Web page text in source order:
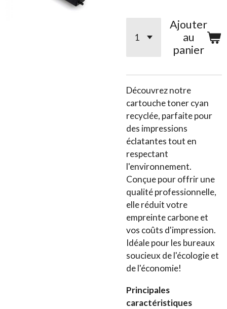
Ajouter
au
panier
Découvrez notre
cartouche toner cyan
recyclée, parfaite pour
des impressions
éclatantes tout en
respectant
l'environnement.
Conçue pour offrir une
qualité professionnelle,
elle réduit votre
empreinte carbone et
vos coûts d'impression.
Idéale pour les bureaux
soucieux de l'écologie et
de l'économie!
Principales
caractéristiques